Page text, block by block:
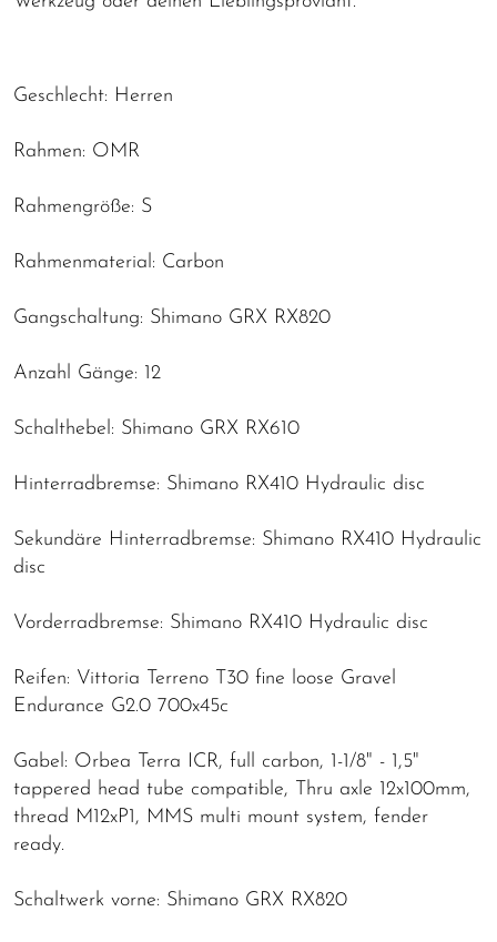
Geschlecht: Herren
Rahmen: OMR
Rahmengröße: S
Rahmenmaterial: Carbon
Gangschaltung: Shimano GRX RX820
Anzahl Gänge: 12
Schalthebel: Shimano GRX RX610
Hinterradbremse: Shimano RX410 Hydraulic disc
Sekundäre Hinterradbremse: Shimano RX410 Hydraulic
disc
Vorderradbremse: Shimano RX410 Hydraulic disc
Reifen: Vittoria Terreno T30 fine loose Gravel
Endurance G2.0 700x45c
Gabel: Orbea Terra ICR, full carbon, 1-1/8" - 1,5"
tappered head tube compatible, Thru axle 12x100mm,
thread M12xP1, MMS multi mount system, fender
ready.
Schaltwerk vorne: Shimano GRX RX820